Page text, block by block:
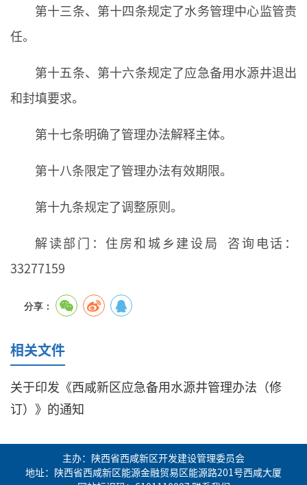
第十三条、第十四条规定了水务管理中心监管责
任。
第十五条、第十六条规定了应急备用水源井退出
和封填要求。
第十七条明确了管理办法解释主体。
第十八条限定了管理办法有效期限。
第十九条规定了调整原则。
解读部门：住房和城乡建设局 咨询电话：
33277159
分享：
相关文件
关于印发《西咸新区应急备用水源井管理办法（修
订）》的通知
主办：陕西省西咸新区开发建设管理委员会
地址：陕西省西咸新区能源金融贸易区能源路201号西咸大厦